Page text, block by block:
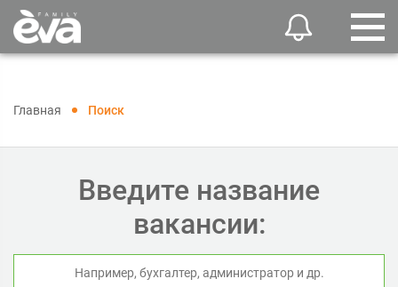
Главная Поиск
Введите название
вакансии: